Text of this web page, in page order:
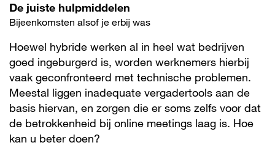
De juiste hulpmiddelen
Bijeenkomsten alsof je erbij was
Hoewel hybride werken al in heel wat bedrijven
goed ingeburgerd is, worden werknemers hierbij
vaak geconfronteerd met technische problemen.
Meestal liggen inadequate vergadertools aan de
basis hiervan, en zorgen die er soms zelfs voor dat
de betrokkenheid bij online meetings laag is. Hoe
kan u beter doen?